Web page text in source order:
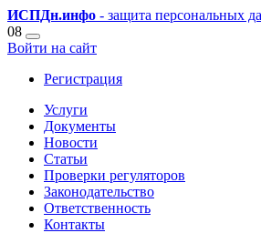
ИСПДн.инфо - защита персональных
08
Войти на сайт
Регистрация
Услуги
Документы
Новости
Статьи
Проверки регуляторов
Законодательство
Ответственность
Контакты